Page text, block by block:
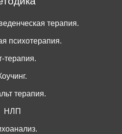
терапия.
психотерапия.
терапия.
терапия.
НЛП